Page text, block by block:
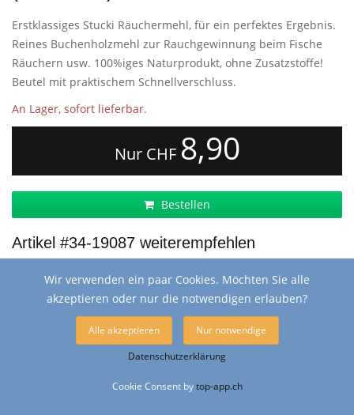
Erstklassiges Stucki Räuchermehl, für ein perfektes Ergebnis.
Reines Buchenholzmehl zur Rauchgewinnung beim Fische
Räuchern usw. 100%iges Naturprodukt, ohne Zusatzstoffe!
Beutel mit praktischem Schnellverschluss.
An Lager, sofort lieferbar.
Nur CHF 8,90
Bestellen
Artikel #34-19087 weiterempfehlen
Batterien (#8-8262000)
Wir verwenden ein paar Cookies. Möchten Sie alle
akzeptieren oder nur die notwendigen erlauben?
Alle akzeptieren
Nur notwendige
Datenschutzerklärung
Cookie Consent bytop-app.ch